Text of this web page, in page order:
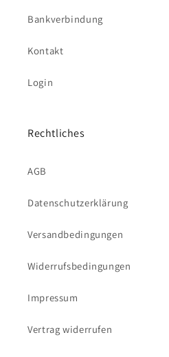
Bankverbindung
Kontakt
Login
Rechtliches
AGB
Datenschutzerklärung
Versandbedingungen
Widerrufsbedingungen
Impressum
Vertrag widerrufen